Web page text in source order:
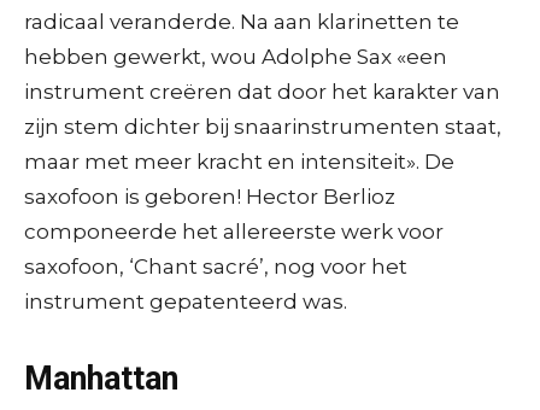
radicaal veranderde. Na aan klarinetten te
hebben gewerkt, wou Adolphe Sax «een
instrument creëren dat door het karakter van
zijn stem dichter bij snaarinstrumenten staat,
maar met meer kracht en intensiteit». De
saxofoon is geboren! Hector Berlioz
componeerde het allereerste werk voor
saxofoon, ‘Chant sacré’, nog voor het
instrument gepatenteerd was.
Manhattan